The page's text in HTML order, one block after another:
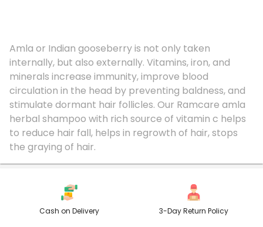
Amla or Indian gooseberry is not only taken
internally, but also externally. Vitamins, iron, and
minerals increase immunity, improve blood
circulation in the head by preventing baldness, and
stimulate dormant hair follicles. Our Ramcare amla
herbal shampoo with rich source of vitamin c helps
to reduce hair fall, helps in regrowth of hair, stops
Cash on Delivery 3-Day Return Policy